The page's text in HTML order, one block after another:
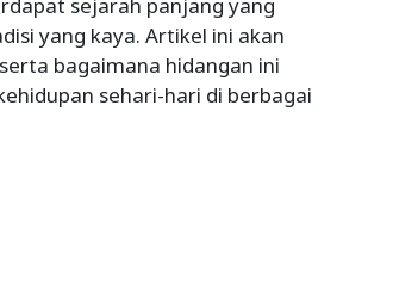
sejarah panjang yang
yang kaya. Artikel ini akan
bagaimana hidangan ini
sehari-hari di berbagai